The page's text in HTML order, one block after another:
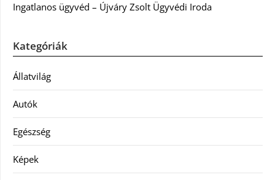
Ingatlanos ügyvéd – Újváry Zsolt Ügyvédi Iroda
Kategóriák
Állatvilág
Autók
Egészség
Képek